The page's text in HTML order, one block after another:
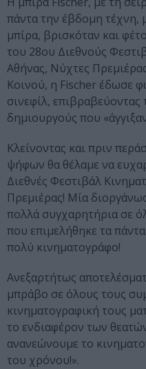
πάντα την έβδομη τέχνη,
μπίρα, βρισκόταν και
του 28ου Διεθνούς
Αθήνας, Νύχτες
Κοινού, η Fischer έδωσε
σινεφίλ, επιβραβεύοντας
δημιουργούς που
Κλείνοντας και πριν
ψήφων θα θέλαμε να
Διεθνές Φεστιβάλ
Πρεμιέρας! Μία
πολλά συγχαρητήρια σε
που επιμελήθηκε τα
πολύ κινηματογράφο!
Ανεξαρτήτως
μπράβο σε όλους τους
κινηματογραφική τους
το ενδιαφέρον των
ανανεώνουμε το
του χρόνου!».